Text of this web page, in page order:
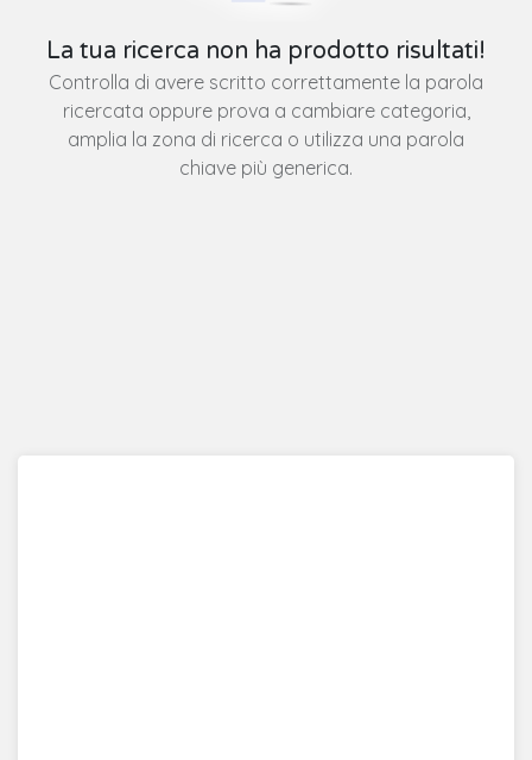
La tua ricerca non ha prodotto risultati!
Controlla di avere scritto correttamente la parola
ricercata oppure prova a cambiare categoria,
amplia la zona di ricerca o utilizza una parola
chiave più generica.